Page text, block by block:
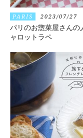
PARIS 2023/07/27
パリのお惣菜屋さんの
ャロットラペ